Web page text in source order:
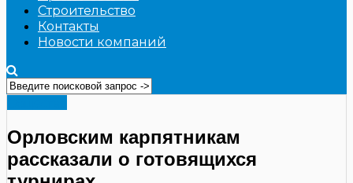
Строительство
Контакты
Новости компаний
Орловским карпятникам
рассказали о готовящихся